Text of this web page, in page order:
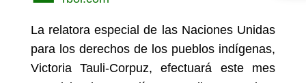
La relatora especial de las Naciones Unidas
para los derechos de los pueblos indígenas,
Victoria Tauli-Corpuz, efectuará este mes